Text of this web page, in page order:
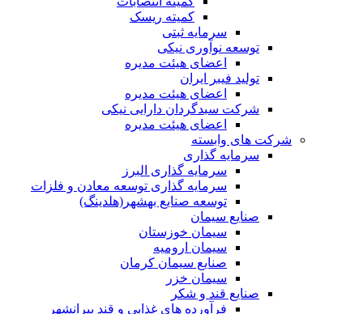
کمیته ریسک
سرمایه ثبتی
توسعه نوآوری نیکی
اعضای هیئت مدیره
تولید فیبر ایران
اعضای هیئت مدیره
شرکت سبدگردان دارایی نیکی
اعضای هیئت مدیره
شرکت های وابسته
سرمایه گذاری
سرمایه گذاری البرز
سرمایه گذاری توسعه معادن و فلزات
توسعه‌ صنایع‌ بهشهر(هلدینگ)
صنایع سیمان
سیمان خوزستان
سیمان ارومیه
صنایع سیمان کرمان
سیمان خزر
صنایع قند و شکر
فرآورده های غذایی و قند پیرانشهر